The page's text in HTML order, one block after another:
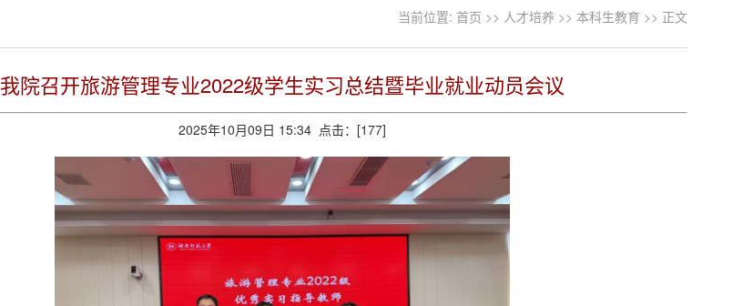
当前位置: 首页 >> 人才培养 >> 本科生教育 >> 正文
我院召开旅游管理专业2022级学生实习总结暨毕业就业动员会议
2025年10月09日 15:34 点击：[177]